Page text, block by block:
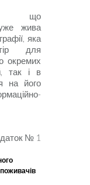
що
жива
яка
для
окремих
так і в
на його
№ 1